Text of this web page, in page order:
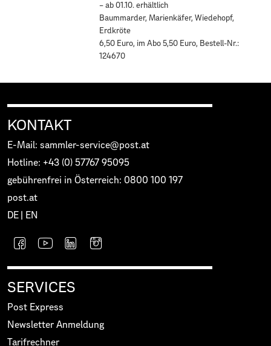
– ab 01.10. erhältlich
Baummarder, Marienkäfer, Wiedehopf,
Erdkröte
6,50 Euro, im Abo 5,50 Euro, Bestell-Nr.:
124670
KONTAKT
E-Mail: sammler-service@post.at
Hotline: +43 (0) 57767 95095
gebührenfrei in Österreich: 0800 100 197
post.at
DE
EN
SERVICES
Post Express
Newsletter Anmeldung
Tarifrechner